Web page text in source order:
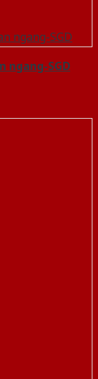
ngang-SGD